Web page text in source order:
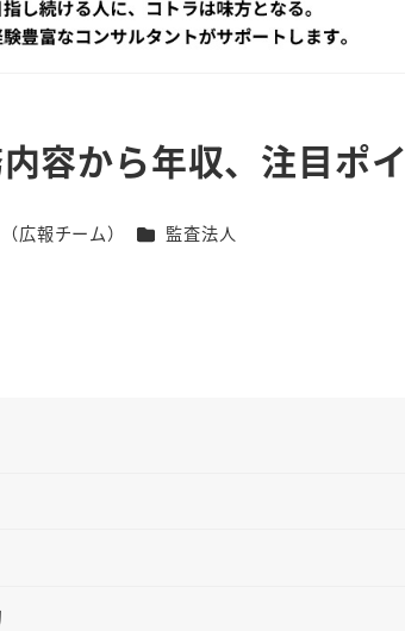
容から年収、注目ポ
広報チーム） カテゴリー
監査法人